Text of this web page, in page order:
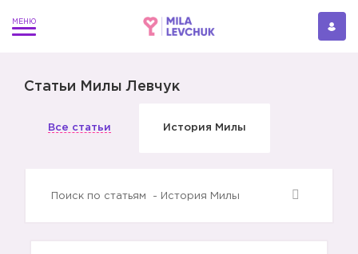
Статьи Милы Левчук
Все статьи История Милы